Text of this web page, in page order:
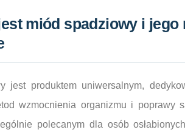
miód spadziowy i jego
jest produktem uniwersalnym,
wzmocnienia organizmu i poprawy
polecanym dla osób